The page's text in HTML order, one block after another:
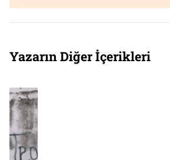
Yazarın Diğer İçerikleri